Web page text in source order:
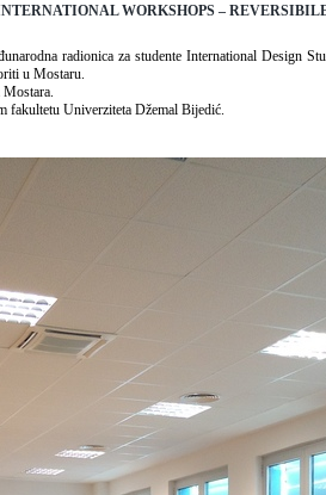
WORKSHOPS –
radionica za studente International Design
u Mostaru.
Mostara.
fakultetu Univerziteta Džemal Bijedić.